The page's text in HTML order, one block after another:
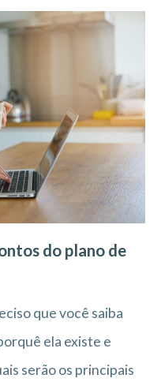
do plano de
que você saiba
ela existe e
serão os principais